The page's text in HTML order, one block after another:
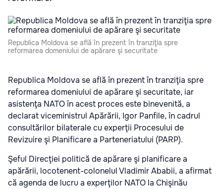
Republica Moldova se află în prezent în tranziţia spre
reformarea domeniului de apărare şi securitate
Republica Moldova se află în prezent în tranziţia spre
reformarea domeniului de apărare şi securitate, iar
asistenţa NATO în acest proces este binevenită, a
declarat viceministrul Apărării, Igor Panfile, în cadrul
consultărilor bilaterale cu experţii Procesului de
Revizuire şi Planificare a Parteneriatului (PARP).
Şeful Direcţiei politică de apărare şi planificare a
apărării, locotenent-colonelul Vladimir Ababii, a afirmat
că agenda de lucru a experţilor NATO la Chişinău